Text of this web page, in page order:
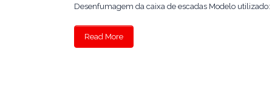
Desenfumagem da caixa de escadas Modelo utilizado:
Read More